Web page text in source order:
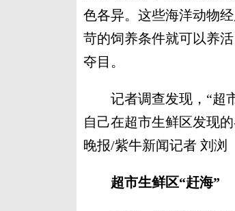
色各异。这些海洋动物
苛的饲养条件就可以养
夺目。
记者调查发现，“超市
自己在超市生鲜区发现
晚报/紫牛新闻记者 刘浏
超市生鲜区“赶海”